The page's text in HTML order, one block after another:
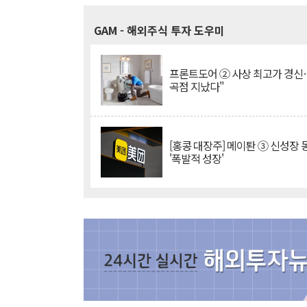
GAM - 해외주식 투자 도우미
프론트도어 ② 사상 최고가 경
곡점 지났다"
[홍콩 대장주] 메이퇀 ③ 신성장
'폭발적 성장'